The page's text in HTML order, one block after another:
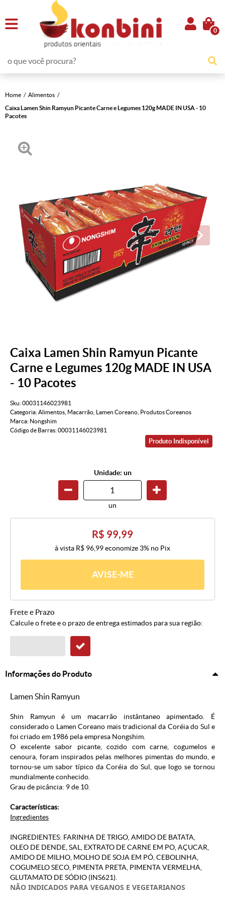
0
Home
Alimentos
Caixa Lamen Shin Ramyun Picante Carne e Legumes 120g MADE IN USA - 10
Pacotes
Caixa Lamen Shin Ramyun Picante
Carne e Legumes 120g MADE IN USA
- 10 Pacotes
Sku:00031146023981
Categoria:Alimentos Macarrão Lamen Coreano Produtos Coreanos
Marca: Nongshim
Código de Barras:00031146023981
Produto Indisponível
Unidade: un
un
R$ 99,99
à vista R$ 96,99economize 3% no Pix
AVISE-ME
Frete e Prazo
Calcule o frete e o prazo de entrega estimados para sua região:
Informações do Produto
Lamen Shin Ramyun
Shin Ramyun é um macarrão instântaneo apimentado. É
considerado o Lamen Coreano mais tradicional da Coréia do Sul e
foi criado em 1986 pela empresa Nongshim
O excelente sabor picante, cozido com carne, cogumelos e
cenoura, foram inspirados pelas melhores pimentas do mundo, e
tornou-se um sabor típico da Coréia do Sul, que logo se tornou
mundialmente conhecido.
Grau de picância: 9 de 10.
Características:
Ingredientes
INGREDIENTES: FARINHA DE TRIGO, AMIDO DE BATATA,
OLEO DE DENDE, SAL, EXTRATO DE CARNE EM PO, AÇUCAR,
AMIDO DE MILHO, MOLHO DE SOJA EM PÓ, CEBOLINHA,
COGUMELO SECO, PIMENTA PRETA, PIMENTA VERMELHA,
GLUTAMATO DE SÓDIO (INS621).
NÃO INDICADOS PARA VEGANOS E VEGETARIANOS